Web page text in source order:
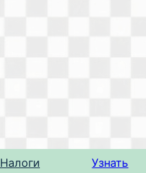
Налоги
Узнать